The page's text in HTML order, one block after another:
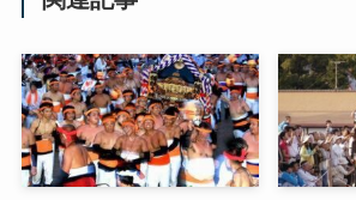
関連記事